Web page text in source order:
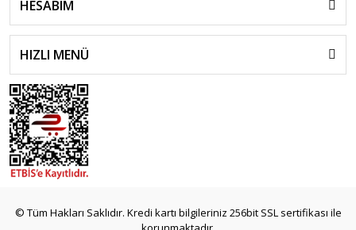
HESABIM
HIZLI MENÜ
© Tüm Hakları Saklıdır. Kredi kartı bilgileriniz 256bit SSL sertifikası ile